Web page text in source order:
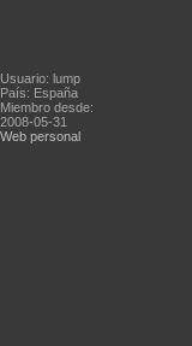
Usuario: lump
País: España
Miembro desde:
2008-05-31
Web personal